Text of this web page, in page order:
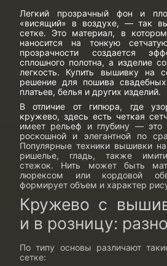
Легкий прозрачный фон и
«висящий» в воздухе, — так
сетке. Это материал, в
наносится на тонкую
прозрачности создается
сплошного полотна, а изделие
легкость. Купить вышивку на
решение для пошива
платьев, белья и других изделий.
В отличие от гипюра, где
кружево, здесь есть четкая
имеет рельеф и глубину — это
роскошной и элегантной по
Популярные техники вышивки
ришелье, гладь, также
стежок. Нить может быть
люрексом или кордовой
формирует объем и характер
Кружево с
и в розницу:
По типу основы различают
сетке: